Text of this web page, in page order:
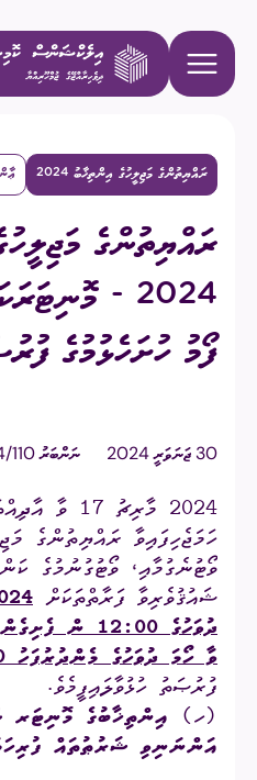
ރައްޔިތުންގެ މަޖިލީހުގެ އިންތިޚާބު 2024
ރައްޔިތުންގެ
2024 -
ފޯމު ހުށަހެޅުމުގެ
30 ޖަނަވަރީ 2024 ނަންބަރު110
2024
ހަމަޖެހިފައިވާ ރައްޔިތުންގެ
ވޯޓުނެގުމާއި، ވޯޓުގުނުމުގެ
ޝައުޤުވެރިވާ ފަރާތްތަކަށް
ދުވަހުގެ 12:00 ން ފެށިގެން
ވާ ހޯމަ ދުވަހުގެ މެންދުރުފަހު 03:00 އާ ހަމަޔަށް
ފުރުޞަތު ހުޅުވާލައިފީމެވެ.
(ހ) އިންތިޚާބުގެ މޮނިޓަރ
އަންނަނިވި ޝަރުޠުތައް